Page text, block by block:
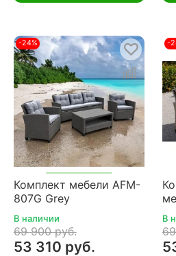
-24%
Комплект мебели AFM-
807G Grey
В наличии
69 900 руб.
53 310 руб.
-
В